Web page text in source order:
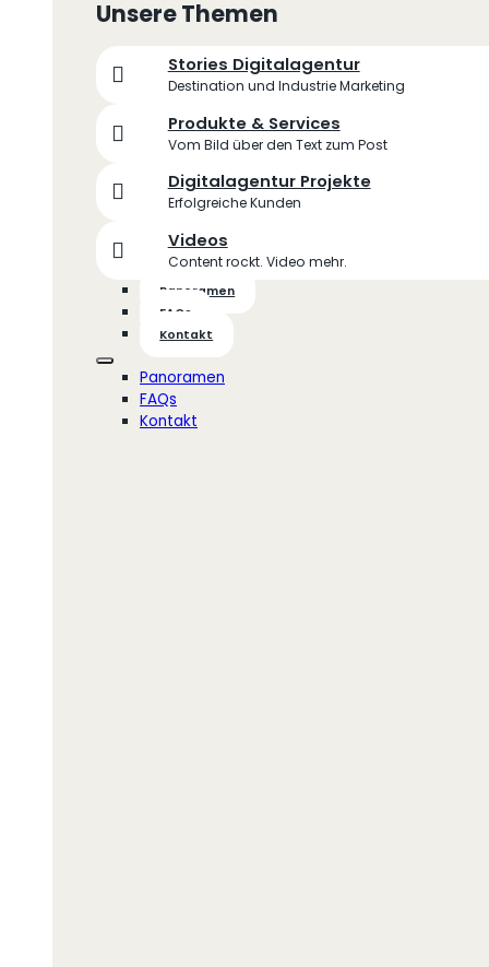
Unsere Themen
Stories Digitalagentur
Destination und Industrie Marketing
Produkte & Services
Vom Bild über den Text zum Post
Digitalagentur Projekte
Erfolgreiche Kunden
Videos
Content rockt. Video mehr.
Panoramen
FAQs
Kontakt
Panoramen
FAQs
Kontakt